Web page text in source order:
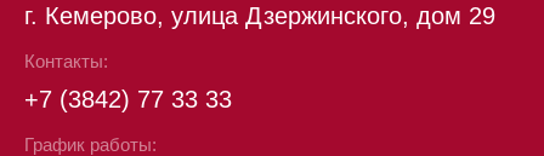
г. Кемерово, улица Дзержинского, дом 29
Контакты:
+7 (3842) 77 33 33
График работы: